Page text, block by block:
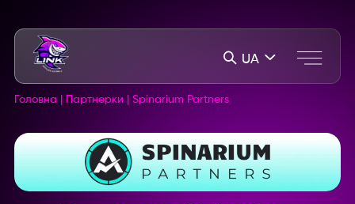
UA
Головна Партнерки Spinarium Partners